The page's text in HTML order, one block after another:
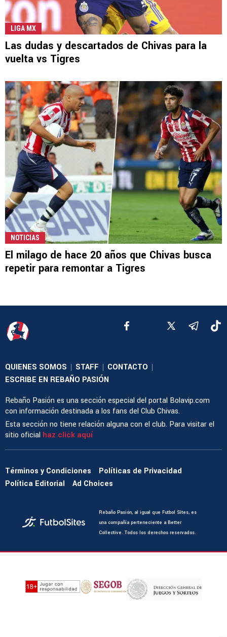
LIGA MX
Las dudas y descartados de Chivas para la
vuelta vs Tigres
NOTICIAS
El milago de hace 20 años que Chivas busca
repetir para remontar a Tigres
QUIENES SOMOS | STAFF | CONTACTO |
ESCRIBE EN REBAÑO PASIÓN
Rebaño Pasión es una sección especial del portal Bolavip.com
con información destinada a los fans del Club Chivas.
Esta sección no tiene relación alguna con el club. Para visitar el
sitio oficial haz click aquí
Términos y Condiciones
Políticas de Privacidad
Política Editorial
Ad Choices
Rebaño Pasión, al igual que Futbol Sites, es
una compañía perteneciente a Better
Collective. Todos los derechos reservados.